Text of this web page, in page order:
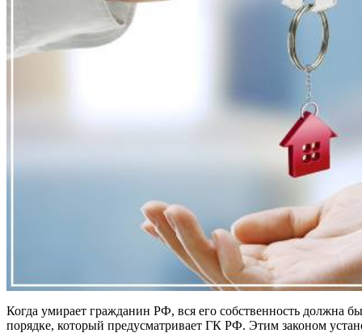
Когда умирает гражданин РФ, вся его собственность должна
порядке, который предусматривает ГК РФ. Этим законом